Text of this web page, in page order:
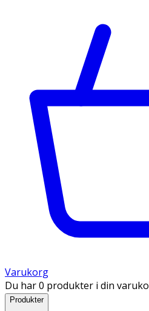
Varukorg
Du har 0 produkter i din
Produkter